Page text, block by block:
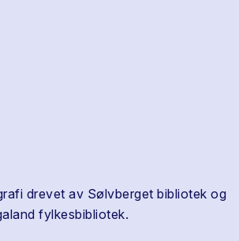
drevet av Sølvberget bibliotek og
fylkesbibliotek.